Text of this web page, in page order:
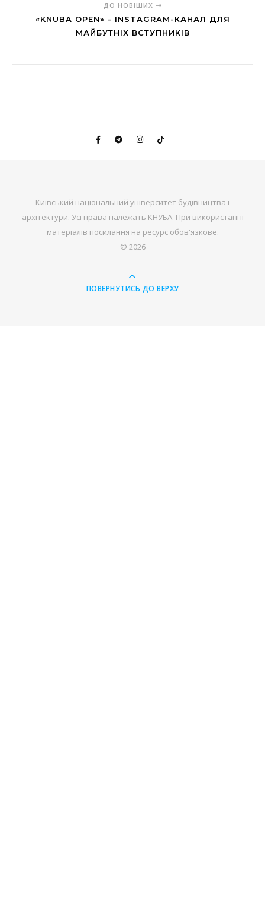
ДО НОВІШИХ
«KNUBA OPEN» - INSTAGRAM-КАНАЛ ДЛЯ
МАЙБУТНІХ ВСТУПНИКІВ
Київський національний університет будівництва і
архітектури. Усі права належать КНУБА. При використанні
матеріалів посилання на ресурс обов'язкове.
© 2026
ПОВЕРНУТИСЬ ДО ВЕРХУ